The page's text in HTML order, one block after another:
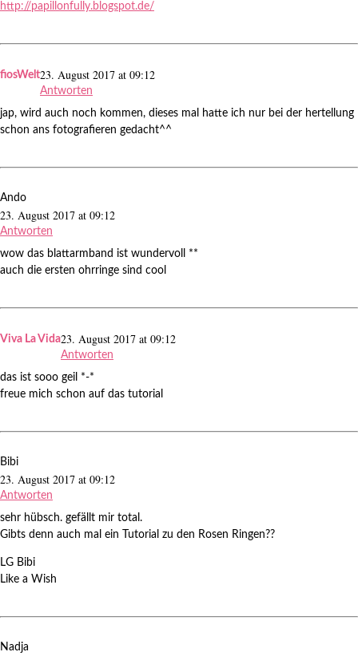
http://papillonfully.blogspot.de/
fiosWelt23. August 2017 at 09:12
Antworten
jap, wird auch noch kommen, dieses mal hatte ich nur bei der hertellung
schon ans fotografieren gedacht^^
Ando
23. August 2017 at 09:12
Antworten
wow das blattarmband ist wundervoll **
auch die ersten ohrringe sind cool
Viva La Vida23. August 2017 at 09:12
Antworten
das ist sooo geil *-*
freue mich schon auf das tutorial
Bibi
23. August 2017 at 09:12
Antworten
sehr hübsch. gefällt mir total.
Gibts denn auch mal ein Tutorial zu den Rosen Ringen??
LG Bibi
Like a Wish
Nadja